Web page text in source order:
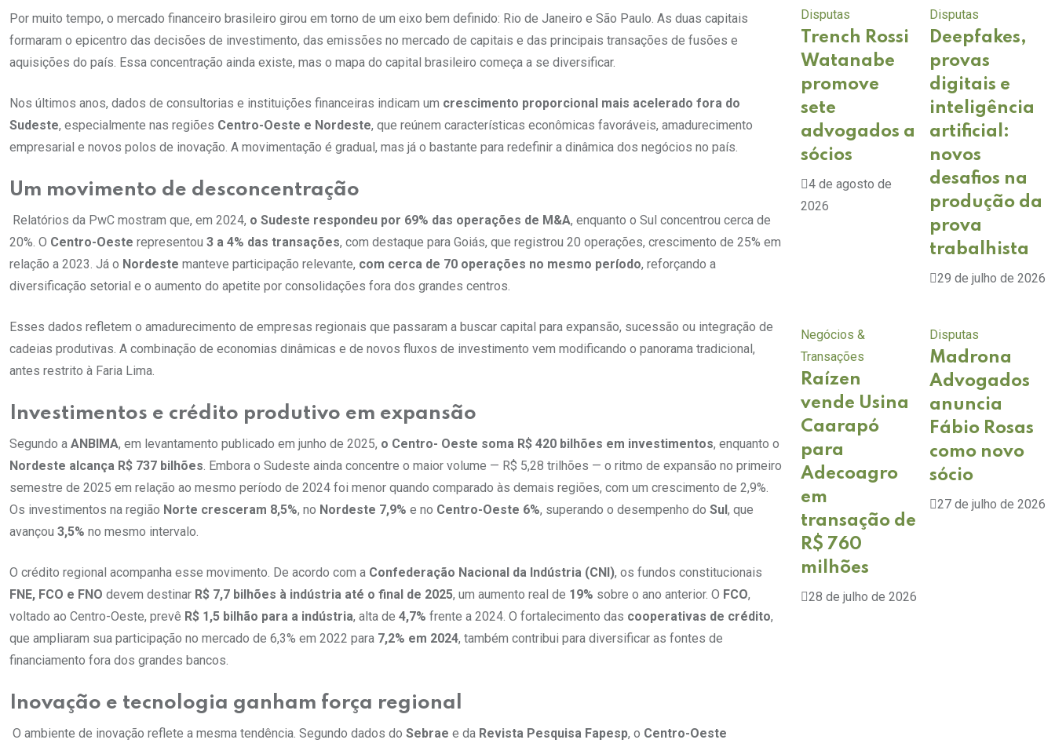
Por muito tempo, o mercado financeiro brasileiro girou em torno de um eixo bem definido: Rio de Janeiro e São Paulo. As duas capitais
formaram o epicentro das decisões de investimento, das emissões no mercado de capitais e das principais transações de fusões e
aquisições do país. Essa concentração ainda existe, mas o mapa do capital brasileiro começa a se diversificar.
Nos últimos anos, dados de consultorias e instituições financeiras indicam um crescimento proporcional mais acelerado fora do
Sudeste, especialmente nas regiões Centro-Oeste e Nordeste, que reúnem características econômicas favoráveis, amadurecimento
empresarial e novos polos de inovação. A movimentação é gradual, mas já o bastante para redefinir a dinâmica dos negócios no país.
Um movimento de desconcentração
Relatórios da PwC mostram que, em 2024, o Sudeste respondeu por 69% das operações de M&A, enquanto o Sul concentrou cerca de
20%. O Centro-Oeste representou 3 a 4% das transações, com destaque para Goiás, que registrou 20 operações, crescimento de 25% em
relação a 2023. Já o Nordeste manteve participação relevante, com cerca de 70 operações no mesmo período, reforçando a
diversificação setorial e o aumento do apetite por consolidações fora dos grandes centros.
Esses dados refletem o amadurecimento de empresas regionais que passaram a buscar capital para expansão, sucessão ou integração de
cadeias produtivas. A combinação de economias dinâmicas e de novos fluxos de investimento vem modificando o panorama tradicional,
antes restrito à Faria Lima.
Investimentos e crédito produtivo em expansão
Segundo a ANBIMA, em levantamento publicado em junho de 2025, o Centro- Oeste soma R$ 420 bilhões em investimentos, enquanto o
Nordeste alcança R$ 737 bilhões. Embora o Sudeste ainda concentre o maior volume — R$ 5,28 trilhões — o ritmo de expansão no primeiro
semestre de 2025 em relação ao mesmo período de 2024 foi menor quando comparado às demais regiões, com um crescimento de 2,9%.
Os investimentos na região Norte cresceram 8,5%, no Nordeste 7,9% e no Centro-Oeste 6%, superando o desempenho do Sul, que
avançou 3,5% no mesmo intervalo.
O crédito regional acompanha esse movimento. De acordo com a Confederação Nacional da Indústria (CNI), os fundos constitucionais
FNE, FCO e FNO devem destinar R$ 7,7 bilhões à indústria até o final de 2025, um aumento real de 19% sobre o ano anterior. O FCO,
voltado ao Centro-Oeste, prevê R$ 1,5 bilhão para a indústria, alta de 4,7% frente a 2024. O fortalecimento das cooperativas de crédito,
que ampliaram sua participação no mercado de 6,3% em 2022 para 7,2% em 2024, também contribui para diversificar as fontes de
financiamento fora dos grandes bancos.
Inovação e tecnologia ganham força regional
O ambiente de inovação reflete a mesma tendência. Segundo dados do Sebrae e da Revista Pesquisa Fapesp, o Centro-Oeste
Disputas
Trench Rossi
Watanabe
promove
sete
advogados a
sócios
4 de agosto de
2026
Disputas
Deepfakes,
provas
digitais e
inteligência
artificial:
novos
desafios na
produção da
prova
trabalhista
29 de julho de 2026
Negócios &
Transações
Raízen
vende Usina
Caarapó
para
Adecoagro
em
transação de
R$ 760
milhões
28 de julho de 2026
Disputas
Madrona
Advogados
anuncia
Fábio Rosas
como novo
sócio
27 de julho de 2026